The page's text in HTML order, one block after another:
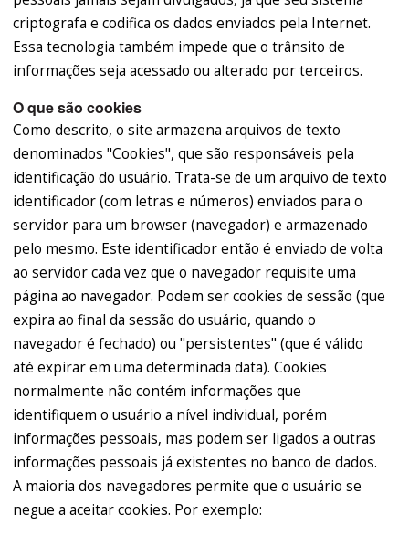
criptografa e codifica os dados enviados pela Internet.
Essa tecnologia também impede que o trânsito de
informações seja acessado ou alterado por terceiros.
O que são cookies
Como descrito, o site armazena arquivos de texto
denominados "Cookies", que são responsáveis pela
identificação do usuário. Trata-se de um arquivo de texto
identificador (com letras e números) enviados para o
servidor para um browser (navegador) e armazenado
pelo mesmo. Este identificador então é enviado de volta
ao servidor cada vez que o navegador requisite uma
página ao navegador. Podem ser cookies de sessão (que
expira ao final da sessão do usuário, quando o
navegador é fechado) ou "persistentes" (que é válido
até expirar em uma determinada data). Cookies
normalmente não contém informações que
identifiquem o usuário a nível individual, porém
informações pessoais, mas podem ser ligados a outras
informações pessoais já existentes no banco de dados.
A maioria dos navegadores permite que o usuário se
negue a aceitar cookies. Por exemplo: